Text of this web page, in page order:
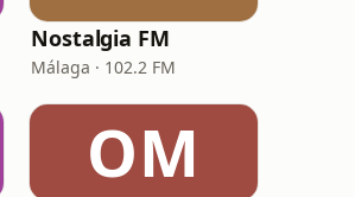
Nostalgia FM
Málaga · 102.2 FM
OM